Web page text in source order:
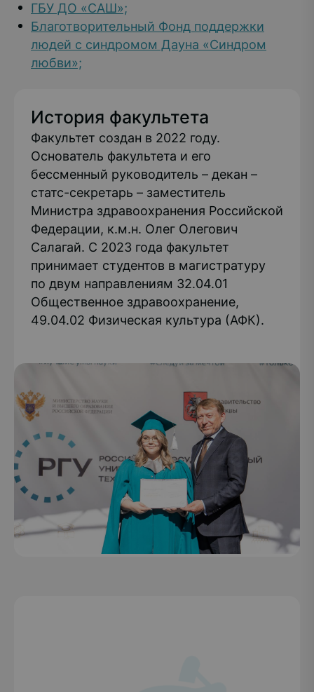
ГБУ ДО «САШ»;
Благотворительный Фонд поддержки
людей с синдромом Дауна «Синдром
любви»;
История факультета
Факультет создан в 2022 году.
Основатель факультета и его
бессменный руководитель – декан –
статс-секретарь – заместитель
Министра здравоохранения Российской
Федерации, к.м.н. Олег Олегович
Салагай. С 2023 года факультет
принимает студентов в магистратуру
по двум направлениям 32.04.01
Общественное здравоохранение,
49.04.02 Физическая культура (АФК).